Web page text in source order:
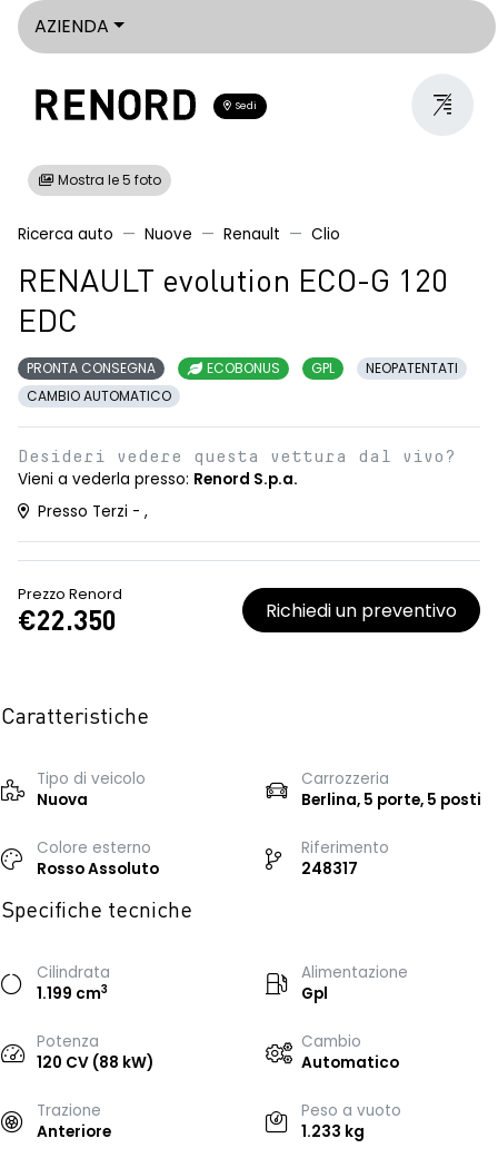
AZIENDA
Sedi
Mostra le 5 foto
Ricerca auto Nuove Renault Clio
RENAULT evolution ECO-G 120
EDC
PRONTA CONSEGNA ECOBONUS GPL
NEOPATENTATI
CAMBIO AUTOMATICO
Desideri vedere questa vettura dal vivo?
Vieni a vederla presso: Renord S.p.a.
Presso Terzi - ,
Prezzo Renord
€22.350 Richiedi un preventivo
Caratteristiche
Tipo di veicolo
Nuova
Carrozzeria
Berlina, 5 porte, 5 posti
Colore esterno
Rosso Assoluto
Riferimento
248317
Specifiche tecniche
Cilindrata
1.199 cm3
Alimentazione
Gpl
Potenza
120 CV (88 kW)
Cambio
Automatico
Trazione
Anteriore
Peso a vuoto
1.233 kg